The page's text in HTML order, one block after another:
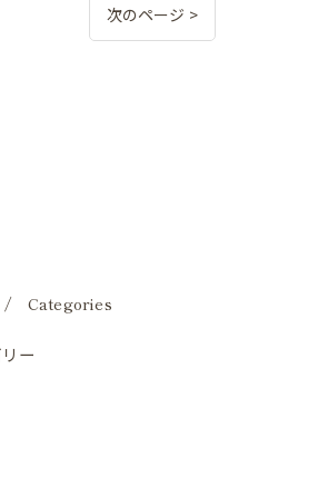
次のページ >
Categories
ー